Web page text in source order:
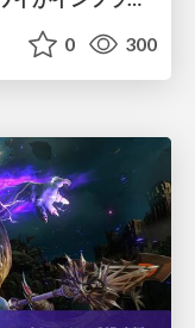
0 300